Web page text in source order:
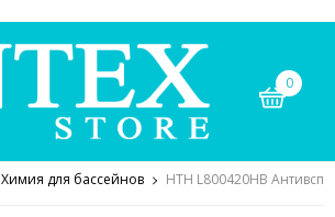
0
Химия для бассейнов HTH L800420HВ